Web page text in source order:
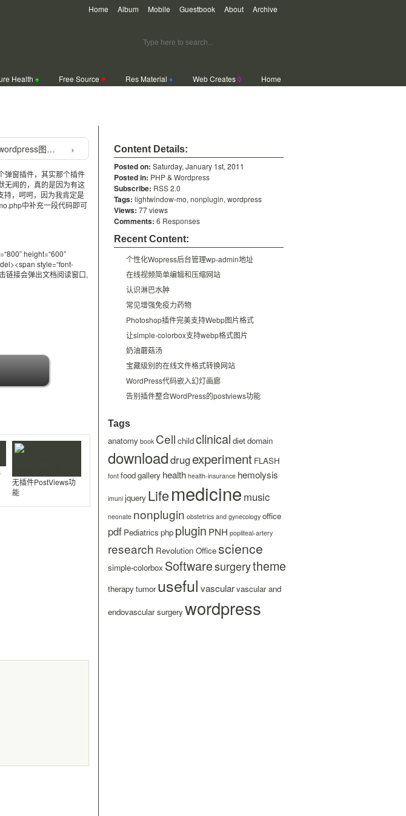
Home Album Mobile Guestbook About Archive
Health ♠ Free Source ♥ Res Material ♦ Web Creates◊ Home
通过.htaccess防止wordpress图片文件盗链
弹窗插件，其实那个插件
无闻的，真的是因为有这
持，呵呵，因为我肯定是
中补充一段代码即可
“800”height=“600”
style=“font-
链接会弹出文档阅读窗口,
无插件PostViews功
能
Content Details:
Posted on: Saturday, January 1st, 2011
Posted in: PHP & Wordpress
Subscribe: RSS 2.0
Tags: lightwindow-mo, nonplugin, wordpress
Views: 77 views
Comments: 6 Responses
Recent Content:
个性化Wopress后台管理wp-admin地址
在线视频简单编辑和压缩网站
认识淋巴水肿
常见增强免疫力药物
Photoshop插件完美支持Webp图片格式
让simple-colorbox支持webp格式图片
奶油蘑菇汤
宝藏级别的在线文件格式转换网站
WordPress代码嵌入幻灯画廊
告别插件整合WordPress的postviews功能
Tags
anatomy book Cell childclinical dietdomain
downloaddrugexperiment FLASH
font foodgallery health health-insurance hemolysis
imuni jquery Lifemedicine music
neonate nonplugin obstetrics and gynecology office
pdf Pediatrics php plugin PNH popliteal-artery
research Revolution Officescience
simple-colorbox Softwaresurgerytheme
therapytumor useful vascularvascular and
endovascular surgerywordpress